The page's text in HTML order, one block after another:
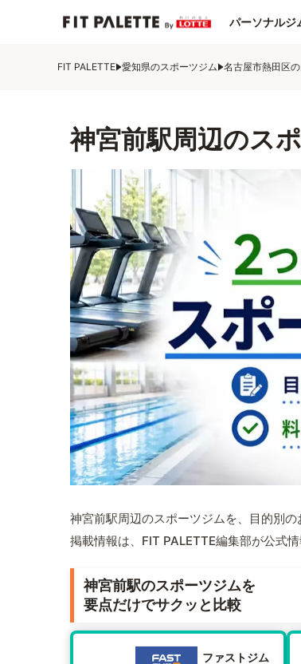
パーソナルジ
FIT PALETTE 愛知県のスポーツジム 名古屋市熱田区
神宮前駅周辺のス
神宮前駅周辺のスポーツジムを、目的別
掲載情報は、FIT PALETTE編集部が公式
神宮前駅のスポーツジムを
要点だけでサクッと比較
ファストジム